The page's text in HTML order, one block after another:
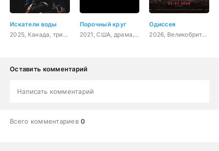
Искатели воды
2025, Канада, триллер
Порочный круг
2021, США, драма, криминал
Одиссея
2026, Великобритания, США, фэнтези, боевик, приключения
Оставить комментарий
Написать комментарий
Всего комментариев0